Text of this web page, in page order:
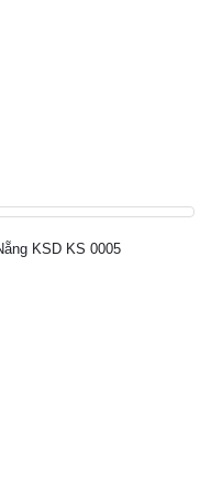
KSD KS 0005